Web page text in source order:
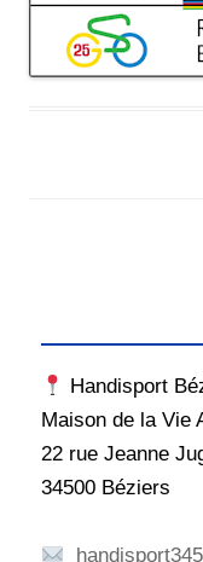
Handisport
Maison de la Vie
22 rue Jeanne
34500 Béziers